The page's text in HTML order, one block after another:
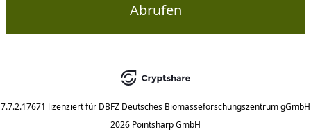
Abrufen
7.7.2.17671 lizenziert für DBFZ Deutsches Biomasseforschungszentrum gGmbH
2026 Pointsharp GmbH